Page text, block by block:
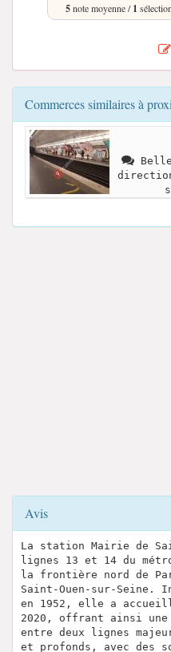
5note moyenne /1
Commerces similaires à
Avis
La station Mairie de
lignes 13 et 14 du
la frontière nord de
Saint-Ouen-sur-Seine.
en 1952, elle a
2020, offrant ainsi une
entre deux lignes
et profonds, avec des